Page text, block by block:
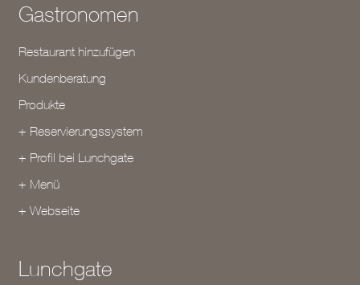
Gastronomen
Restaurant hinzufügen
Kundenberatung
Produkte
+ Reservierungssystem
+ Profil bei Lunchgate
+ Menü
+ Webseite
Lunchgate